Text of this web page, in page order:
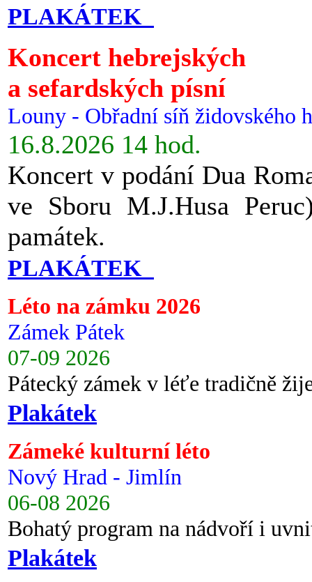
PLAKÁTEK
Koncert hebrejských
a sefardských písní
Louny - Obřadní síň židovského
16.8.2026 14 hod.
Koncert v podání Dua
ve Sboru M.J.Husa
památek.
PLAKÁTEK
Léto na zámku 2026
Zámek Pátek
07-09 2026
Pátecký zámek v léťe tradičně
Plakátek
Zámeké kulturní léto
Nový Hrad - Jimlín
06-08 2026
Bohatý program na nádvoří i
Plakátek